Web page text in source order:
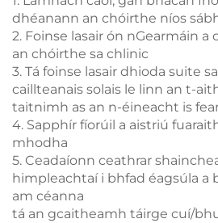
dhéanann an chóirthe níos
2. Foinse lasair ón nGearmáin
an chóirthe sa chlinic
3. Tá foinse lasair dhioda suite
caillteanais solais le linn an t-
taitnimh as an n-éineacht is
4. Sapphír fíorúil a aistriú
mhodha
5. Ceadaíonn ceathrar
himpleachtaí i bhfad éagsúla a
am céanna
tá an gcaitheamh táirge cuí/